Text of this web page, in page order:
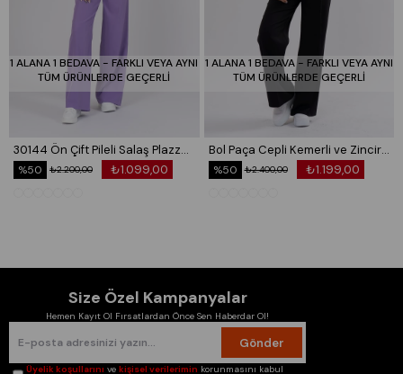
1 ALANA 1 BEDAVA - FARKLI VEYA AYNI
TÜM ÜRÜNLERDE GEÇERLİ
30144 Ön Çift Pileli Salaş Plazzo Cepli Pantolon
₺1.099,00
₺2.200,00
%50
1 ALANA 1 BEDAVA - FARKLI VEYA AYNI
TÜM ÜRÜNLERDE GEÇERLİ
Bol Paça Cepli Kemerli ve Zincir Detaylı Atlas Kumaş Pantolon 30024
₺1.199,00
₺2.400,00
%50
Size Özel Kampanyalar
Hemen Kayıt Ol Fırsatlardan Önce Sen Haberdar Ol!
Gönder
Üyelik koşullarını vekişisel verilerimin korunmasını kabul